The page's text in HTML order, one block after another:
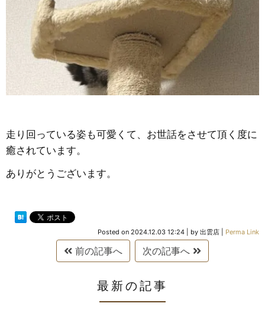
走り回っている姿も可愛くて、お世話をさせて頂く度に
癒されています。
ありがとうございます。
Posted on 2024.12.03 12:24 by 出雲店 Perma Link
前の記事へ 次の記事へ
最新の記事